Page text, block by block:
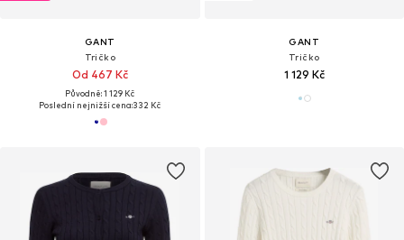
GANT
Tričko
Od 467 Kč
Původně: 1 129 Kč
Poslední nejnižší cena:332 Kč
GANT
Tričko
1 129 Kč